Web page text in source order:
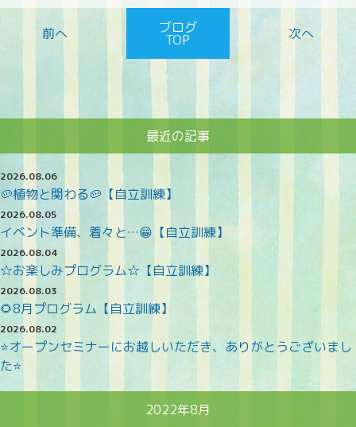
ブログ
TOP
最近の記事
2026.08.06
🥔植物と関わる🥔【自立訓練】
2026.08.05
イベント準備、着々と…😁【自立訓練】
2026.08.04
☆お楽しみプログラム☆【自立訓練】
2026.08.03
🌻8月プログラム【自立訓練】
2026.08.02
⭐オープンセミナーにお越しいただき、ありがとうございまし
た⭐
2022年8月